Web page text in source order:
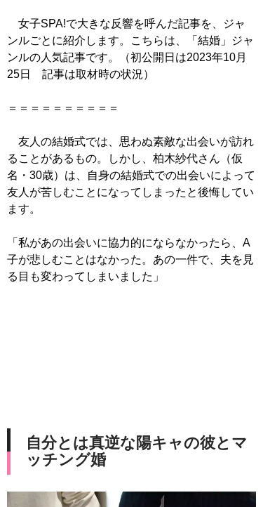
女子SPA!で大きな反響を呼んだ記事を、ジャ
ンルごとに紹介します。こちらは、「結婚」ジャ
ンルの人気記事です。（初公開日は2023年10月
25日 記事は取材時の状況）
＝＝＝＝＝＝＝＝＝＝
友人の結婚式では、思わぬ素敵な出会いが訪れ
ることがあるもの。しかし、柏木紗代さん（仮
名・30歳）は、自身の結婚式での出会いによって
友人が苦しむことになってしまったと後悔してい
ます。
「私があの出会いに協力的にならなかったら、A
子が悲しむことはなかった。あの一件で、夫を見
る目も変わってしまいました」
自分とは真逆な陽キャの彼とマ
ッチング婚